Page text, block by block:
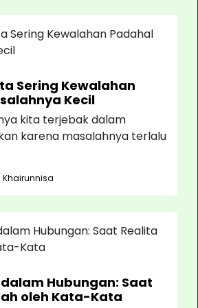
Sering Kewalahan
Kecil
kita terjebak dalam
karena masalahnya terlalu
Khairunnisa
Hubungan: Saat
oleh Kata-Kata